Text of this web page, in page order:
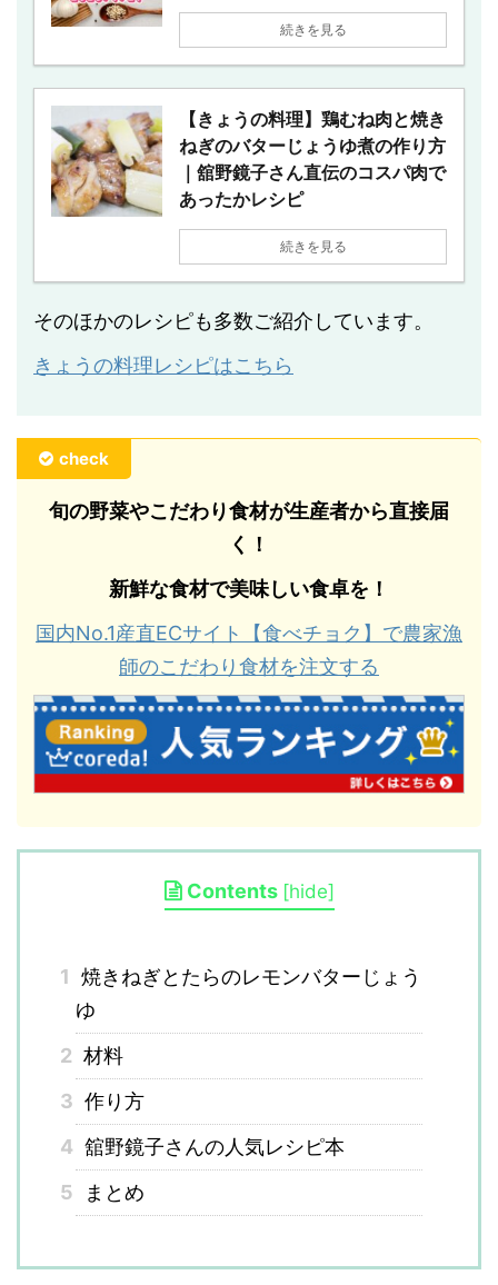
続きを見る
【きょうの料理】鶏むね肉と焼き
ねぎのバターじょうゆ煮の作り方
｜舘野鏡子さん直伝のコスパ肉で
あったかレシピ
続きを見る
そのほかのレシピも多数ご紹介しています。
きょうの料理レシピはこちら
check
旬の野菜やこだわり食材が生産者から直接届
く！
新鮮な食材で美味しい食卓を！
国内No.1産直ECサイト【食べチョク】で農家漁
師のこだわり食材を注文する
Contents [hide]
1 焼きねぎとたらのレモンバターじょう
ゆ
2 材料
3 作り方
4 舘野鏡子さんの人気レシピ本
5
まとめ